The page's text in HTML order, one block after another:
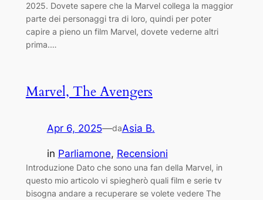
2025. Dovete sapere che la Marvel collega la maggior
parte dei personaggi tra di loro, quindi per poter
capire a pieno un film Marvel, dovete vederne altri
prima.…
Marvel, The Avengers
Apr 6, 2025—daAsia B.
in Parliamone, Recensioni
Introduzione Dato che sono una fan della Marvel, in
questo mio articolo vi spiegherò quali film e serie tv
bisogna andare a recuperare se volete vedere The